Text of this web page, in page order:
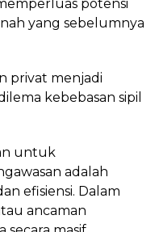
potensi
yang sebelumnya
privat menjadi
kebebasan sipil
untuk
adalah
efisiensi. Dalam
ancaman